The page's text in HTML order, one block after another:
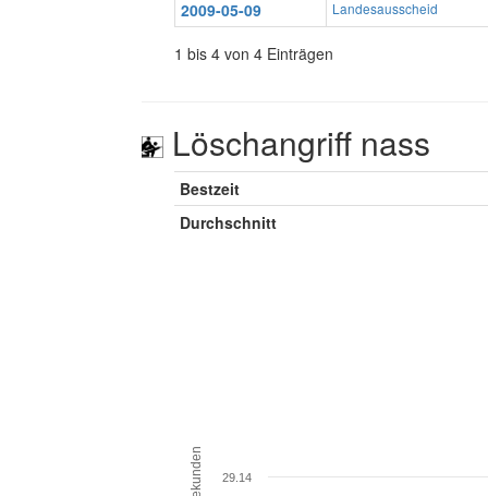
2009-05-09 Landesausscheid
1 bis 4 von 4 Einträgen
Löschangriff nass
Bestzeit
Durchschnitt
Sekunden 29.14